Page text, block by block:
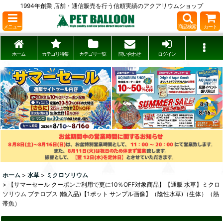
1994年創業 店舗・通信販売を行う信頼実績のアクアリウムショップ
メニュー 商品検索 カート
ホーム カテゴリ特集 カテゴリ一覧 問い合わせ ログイン
ホーム > 水草 > ミクロソリウム
>
【サマーセール クーポンご利用で更に10％OFF対象商品】【通販 水草】ミクロ
ソリウム プテロプス (輸入品)【1ポット サンプル画像】（陰性水草)（生体）（熱
帯魚）